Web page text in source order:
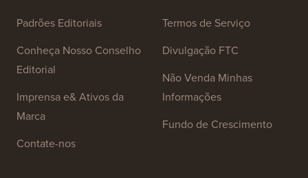
Padrões Editoriais
Conheça Nosso Conselho
Editorial
Imprensa e& Ativos da
Marca
Contate-nos
Termos de Serviço
Divulgação FTC
Não Venda Minhas
Informações
Fundo de Crescimento